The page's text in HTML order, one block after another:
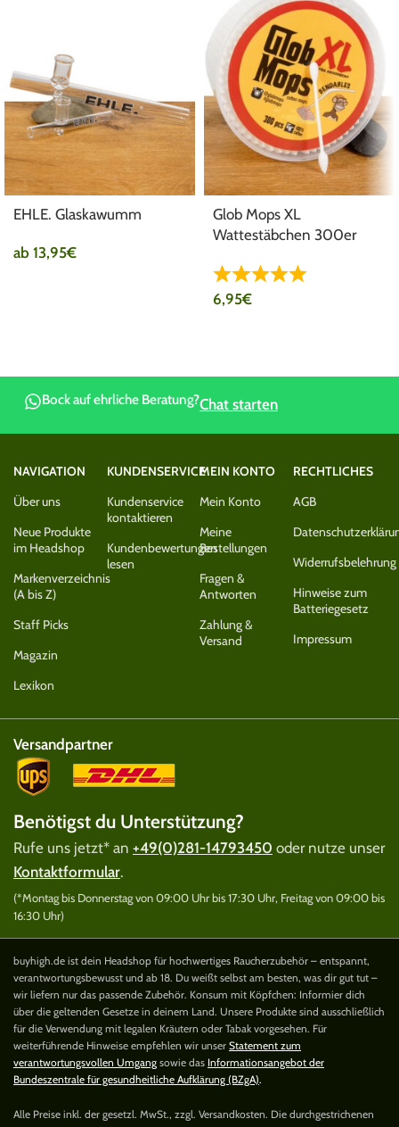
EHLE. Glaskawumm
ab 13,95€
Glob Mops XL
Wattestäbchen 300er
6,95€
Bock auf ehrliche Beratung?Chat starten
NAVIGATION
Über uns
Neue Produkte
im Headshop
Markenverzeichnis
(A bis Z)
Staff Picks
Magazin
Lexikon
KUNDENSERVICE
Kundenservice
kontaktieren
Kundenbewertungen
lesen
MEIN KONTO
Mein Konto
Meine
Bestellungen
Fragen &
Antworten
Zahlung &
Versand
RECHTLICHES
AGB
Widerrufsbelehrung
Hinweise zum
Batteriegesetz
Impressum
Versandpartner
Benötigst du Unterstützung?
Rufe uns jetzt* an +49(0)281-14793450 oder nutze unser
Kontaktformular.
(*Montag bis Donnerstag von 09:00 Uhr bis 17:30 Uhr, Freitag von 09:00 bis
16:30 Uhr)
buyhigh.de ist dein Headshop für hochwertiges Raucherzubehör – entspannt,
verantwortungsbewusst und ab 18. Du weißt selbst am besten, was dir gut tut –
wir liefern nur das passende Zubehör. Konsum mit Köpfchen: Informier dich
über die geltenden Gesetze in deinem Land. Unsere Produkte sind ausschließlich
für die Verwendung mit legalen Kräutern oder Tabak vorgesehen. Für
weiterführende Hinweise empfehlen wir unser Statement zum
verantwortungsvollen Umgang sowie das Informationsangebot der
Bundeszentrale für gesundheitliche Aufklärung (BZgA).
Alle Preise inkl. der gesetzl. MwSt., zzgl. Versandkosten. Die durchgestrichenen